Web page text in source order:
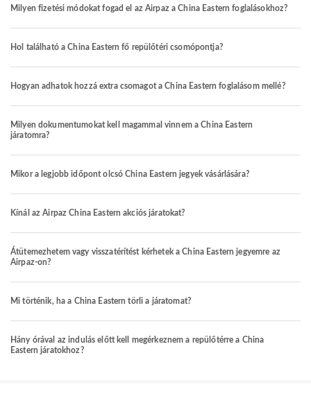
Milyen fizetési módokat fogad el az Airpaz a China Eastern foglalásokhoz?
Hol található a China Eastern fő repülőtéri csomópontja?
Hogyan adhatok hozzá extra csomagot a China Eastern foglalásom mellé?
Milyen dokumentumokat kell magammal vinnem a China Eastern
járatomra?
Mikor a legjobb időpont olcsó China Eastern jegyek vásárlására?
Kínál az Airpaz China Eastern akciós járatokat?
Átütemezhetem vagy visszatérítést kérhetek a China Eastern jegyemre az
Airpaz-on?
Mi történik, ha a China Eastern törli a járatomat?
Hány órával az indulás előtt kell megérkeznem a repülőtérre a China
Eastern járatokhoz?